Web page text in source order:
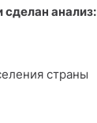
сделан анализ:
страны